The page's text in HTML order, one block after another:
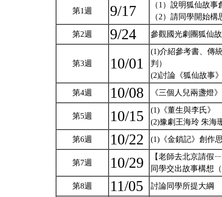
第1週 9/17
（1）說明狐仙故事
（2）請同學開始
第2週 9/24 參觀國光劇團狐仙
第3週 10/01
(1)介紹參考書、傳
判）
(2)討論《狐仙故事
第4週 10/08 《三個人兒兩盞燈
第5週 10/15
(1)《董生與李氏》
(2)豫劇王海玲 朱海
第6週 10/22 (1)《金鎖記》創作
第7週 10/29
【老師去北京請假
同學交出故事構想
第8週 11/05 討論同學所提大綱